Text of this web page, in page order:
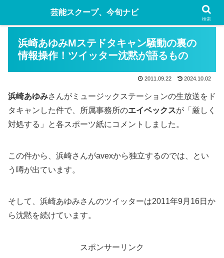
浜崎あゆみMステドタキャン騒動の裏の
情報操作！ツイッター沈黙が語るもの
2011.09.22 2024.10.02
浜崎あゆみさんがミュージックステーションの生放送をド
タキャンした件で、所属事務所のエイベックスが「厳しく
対処する」と各スポーツ紙にコメントしました。
この件から、浜崎さんがavexから独立するのでは、とい
う噂が出ています。
そして、浜崎あゆみさんのツイッターは2011年9月16日か
ら沈黙を続けています。
スポンサーリンク
芸能スクープ、今旬ナビ
検索